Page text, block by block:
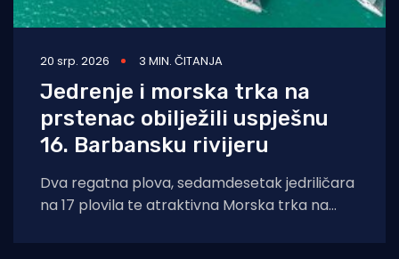
20 srp. 2026 3 MIN. ČITANJA
Jedrenje i morska trka na
prstenac obilježili uspješnu
16. Barbansku rivijeru
Dva regatna plova, sedamdesetak jedriličara
na 17 plovila te atraktivna Morska trka na